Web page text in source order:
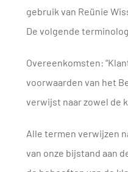
gebruik van Reünie
De volgende
Overeenkomsten:
voorwaarden van het
verwijst naar zowel de
Alle termen verwijzen
van onze bijstand aan